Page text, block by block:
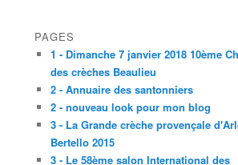
PAGES
1 - Dimanche 7 janvier 2018 10ème
des crèches Beaulieu
2 - Annuaire des santonniers
2 - nouveau look pour mon blog
3 - La Grande crèche provençale
Bertello 2015
3 - Le 58ème salon International des